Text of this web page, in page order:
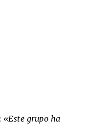
«Este grupo ha